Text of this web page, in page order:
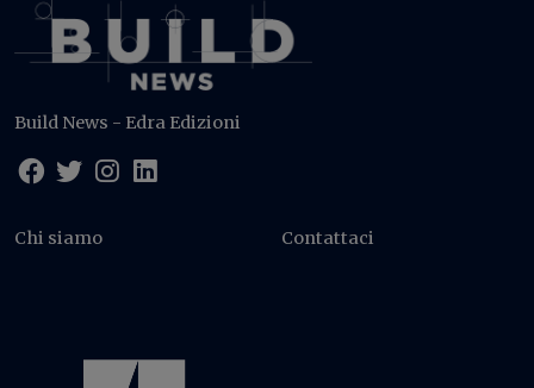
Build News - Edra Edizioni
Chi siamo Contattaci